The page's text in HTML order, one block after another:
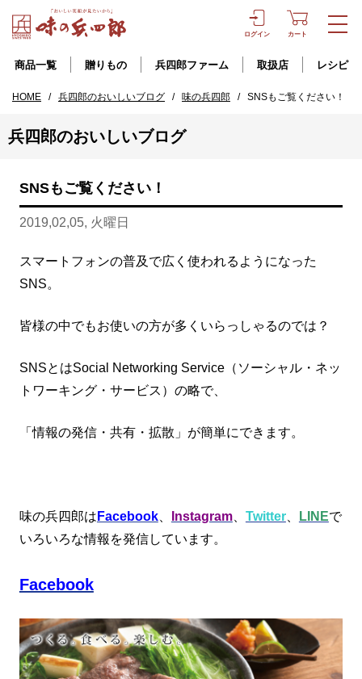
ログイン カート
商品一覧 贈りもの 兵四郎ファーム 取扱店 レシピ
HOME / 兵四郎のおいしいブログ / 味の兵四郎 / SNSもご覧ください！
兵四郎のおいしいブログ
SNSもご覧ください！
2019,02,05, 火曜日
スマートフォンの普及で広く使われるようになった
SNS。
皆様の中でもお使いの方が多くいらっしゃるのでは？
SNSとはSocial Networking Service（ソーシャル・ネッ
トワーキング・サービス）の略で、
「情報の発信・共有・拡散」が簡単にできます。
味の兵四郎は Facebook、 Instagram、 Twitter、 LINEで
いろいろな情報を発信しています。
Facebook